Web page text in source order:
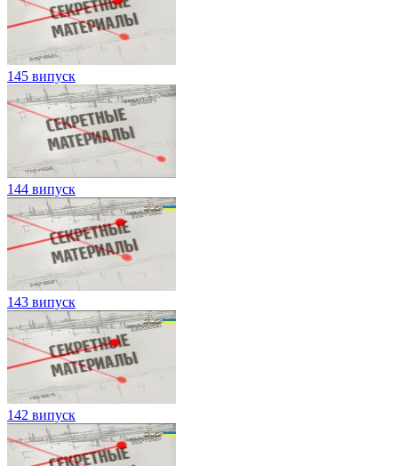
145 випуск
144 випуск
143 випуск
142 випуск